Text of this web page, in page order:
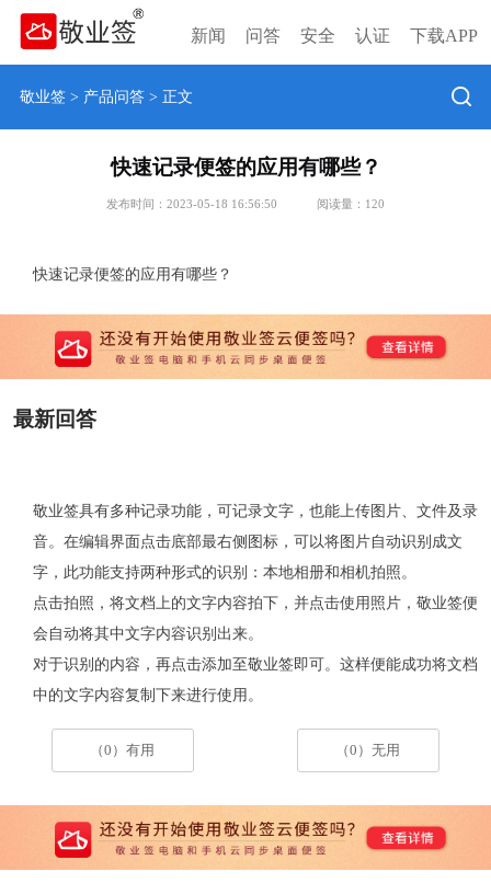
新闻 问答 安全 认证 下载APP
敬业签> 产品问答> 正文
快速记录便签的应用有哪些？
发布时间：2023-05-18 16:56:50 阅读量： 120
快速记录便签的应用有哪些？
最新回答
敬业签具有多种记录功能，可记录文字，也能上传图片、文件及录
音。在编辑界面点击底部最右侧图标，可以将图片自动识别成文
字，此功能支持两种形式的识别：本地相册和相机拍照。
点击拍照，将文档上的文字内容拍下，并点击使用照片，敬业签便
会自动将其中文字内容识别出来。
对于识别的内容，再点击添加至敬业签即可。这样便能成功将文档
中的文字内容复制下来进行使用。
（0）有用 （0）无用